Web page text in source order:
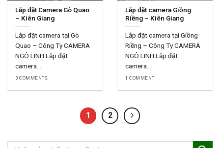
Lắp đặt Camera Gò Quao
– Kiên Giang
Lắp đặt camera tại Gò
Quao – Công Ty CAMERA
NGÔ LINH Lắp đặt
camera...
3 COMMENTS
Lắp đặt camera Giồng
Riềng – Kiên Giang
Lắp đặt camera tại Giồng
Riềng – Công Ty CAMERA
NGÔ LINH Lắp đặt
camera...
1 COMMENT
1 2